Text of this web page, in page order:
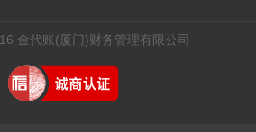
金代账(厦门)财务管理有限公司